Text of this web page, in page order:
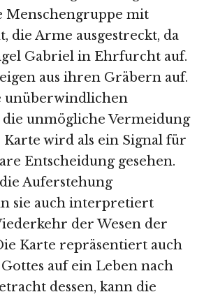
Menschengruppe mit
die Arme ausgestreckt, da
Gabriel in Ehrfurcht auf.
aus ihren Gräbern auf.
unüberwindlichen
unmögliche Vermeidung
Karte wird als ein Signal für
Entscheidung gesehen.
Auferstehung
sie auch interpretiert
der Wesen der
Karte repräsentiert auch
auf ein Leben nach
dessen, kann die